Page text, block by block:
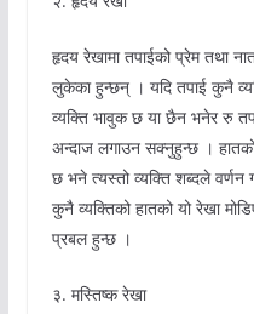
हृदय रेखामा तपाईको प्रेम तथा
लुकेका हुन्छन् । यदि तपाई कुनै
व्यक्ति भावुक छ या छैन भनेर रु
अन्दाज लगाउन सक्नुहुन्छ ।
छ भने त्यस्तो व्यक्ति शब्दले वर्णन
कुनै व्यक्तिको हातको यो रेखा
प्रबल हुन्छ ।
३. मस्तिष्क रेखा